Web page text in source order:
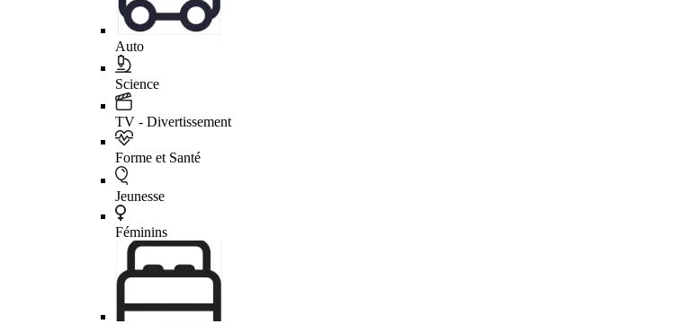
Auto
Science
TV - Divertissement
Forme et Santé
Jeunesse
Féminins